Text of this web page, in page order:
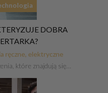
DOBRA
ręczne, elektryczne
które znajdują się…